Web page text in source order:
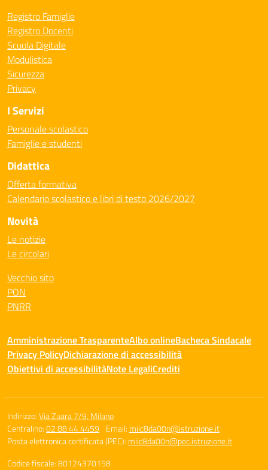
Registro Famiglie
Registro Docenti
Scuola Digitale
Modulistica
Sicurezza
Privacy
I Servizi
Personale scolastico
Famiglie e studenti
Didattica
Offerta formativa
Calendario scolastico e libri di testo 2026/2027
Novità
Le notizie
Le circolari
Vecchio sito
PON
PNRR
Amministrazione TrasparenteAlbo onlineBacheca Sindacale
Privacy PolicyDichiarazione di accessibilità
Obiettivi di accessibilitàNote LegaliCrediti
Indirizzo:Via Zuara 7/9, Milano
Centralino:02 88 44 4459 Email: miic8da00n@istruzione.it
Posta elettronica certificata (PEC): miic8da00n@pec.istruzione.it
Codice fiscale: 80124370158